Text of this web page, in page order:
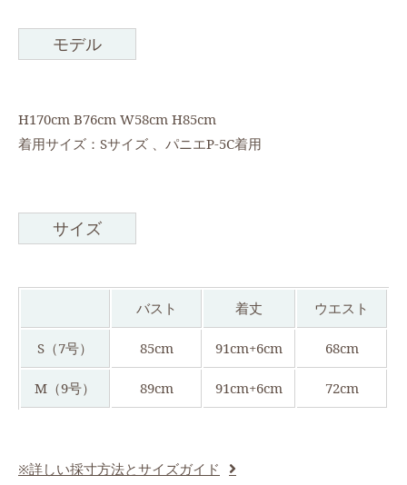
モデル
H170cm B76cm W58cm H85cm
着用サイズ：Sサイズ 、パニエP-5C着用
サイズ
バスト 着丈 ウエスト
S（7号） 85cm 91cm+6cm 68cm
M（9号） 89cm 91cm+6cm 72cm
※詳しい採寸方法とサイズガイド